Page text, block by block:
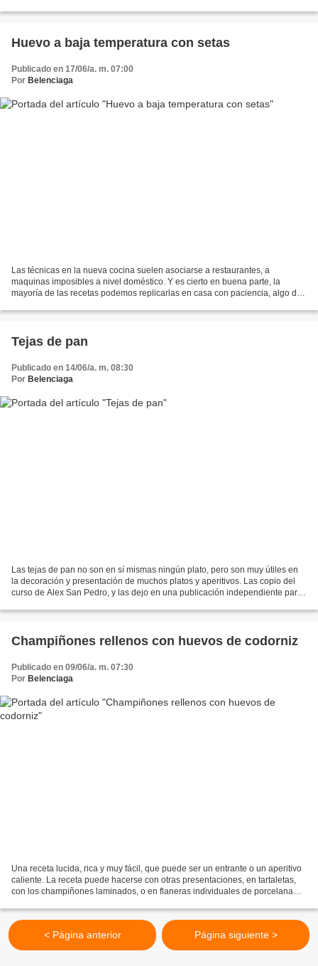
Huevo a baja temperatura con setas
Publicado en 17/06/a. m. 07:00
Por Belenciaga
Las técnicas en la nueva cocina suelen asociarse a restaurantes, a
maquinas imposibles a nivel doméstico. Y es cierto en buena parte, la
mayoría de las recetas podemos replicarlas en casa con paciencia, algo de
Tejas de pan
Publicado en 14/06/a. m. 08:30
Por Belenciaga
Las tejas de pan no son en sí mismas ningún plato, pero son muy útiles en
la decoración y presentación de muchos platos y aperitivos. Las copio del
curso de Alex San Pedro, y las dejo en una publicación independiente para
Champiñones rellenos con huevos de codorniz
Publicado en 09/06/a. m. 07:30
Por Belenciaga
Una receta lucida, rica y muy fácil, que puede ser un entrante o un aperitivo
caliente. La receta puede hacerse con otras presentaciones, en tartaletas,
con los champiñones laminados, o en flaneras individuales de porcelana
< Página anterior Página siguiente >